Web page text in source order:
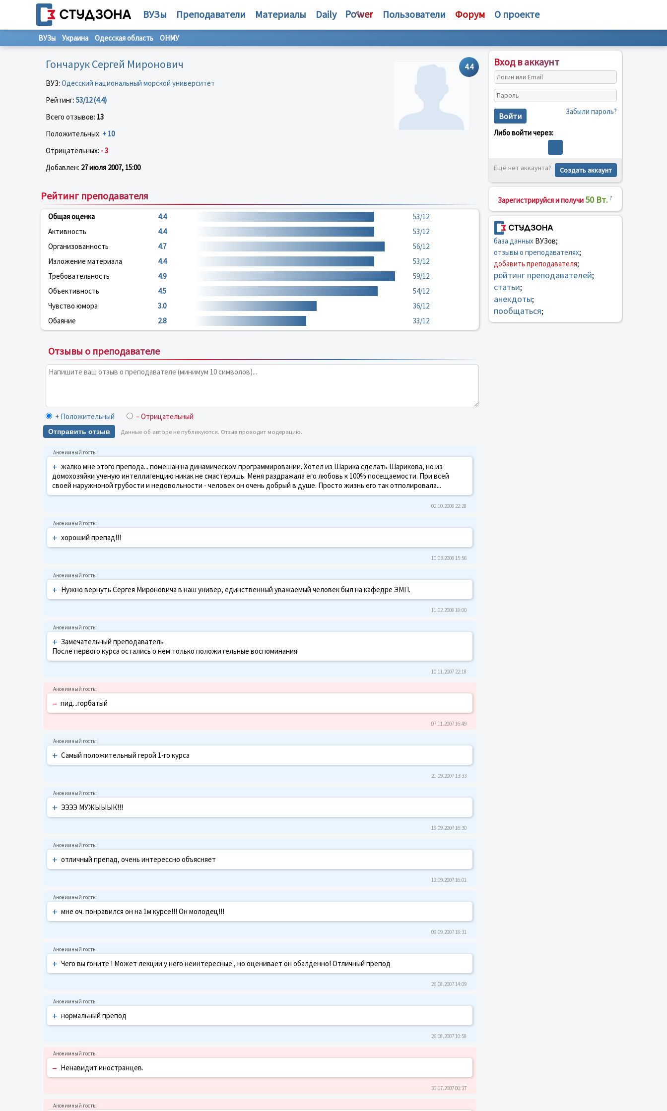
ВУЗы Преподаватели Материалы Daily Пользователи Форум О проекте
ВУЗы Украина Одесская область ОНМУ
4.4
Гончарук Сергей Миронович
ВУЗ: Одесский национальный морской университет
Рейтинг: 53/12 (4.4)
Всего отзывов: 13
Положительных: + 10
Отрицательных: - 3
Добавлен: 27 июля 2007, 15:00
Рейтинг преподавателя
Общая оценка 4.4
53/12
Активность
4.4
53/12
Организованность
4.7
56/12
Изложение материала
4.4
53/12
Требовательность
4.9
59/12
Объективность
4.5
54/12
Чувство юмора
3.0
36/12
Обаяние
2.8 33/12
Отзывы о преподавателе
+ Положительный – Отрицательный
Отправить отзыв Данные об авторе не публикуются. Отзыв проходит модерацию.
+ жалко мне этого препода... помешан на динамическом программировании. Хотел из Шарика сделать Шарикова, но из
домохозяйки ученую интеллигенцию никак не смастеришь. Меня раздражала его любовь к 100% посещаемости. При всей
своей наружноной грубости и недовольности - человек он очень добрый в душе. Просто жизнь его так отполировала...
02.10.2008 22:28
+ хороший препад!!!
10.03.2008 15:56
+ Нужно вернуть Сергея Мироновича в наш универ, единственный уважаемый человек был на кафедре ЭМП.
11.02.2008 18:00
+ Замечательный преподаватель
После первого курса остались о нем только положительные воспоминания
10.11.2007 22:18
– пид...горбатый
07.11.2007 16:49
+ Самый положительный герой 1-го курса
21.09.2007 13:33
+ ЭЭЭЭ МУЖЫЫЫК!!!
19.09.2007 16:30
+ отличный препад, очень интерессно объясняет
12.09.2007 16:01
+ мне оч. понравился он на 1м курсе!!! Он молодец!!!
09.09.2007 18:31
+ Чего вы гоните ! Может лекции у него неинтересные , но оценивает он обалденно! Отличный препод
26.08.2007 14:09
+ нормальный препод
26.08.2007 10:58
– Ненавидит иностранцев.
30.07.2007 00:37
Вход в аккаунт
Войти Забыли пароль?
Либо войти через:
Ещё нет аккаунта? Создать аккаунт
Зарегистрируйся и получи 50 Вт. ?
база данныхВУЗов;
отзывы о преподавателях;
добавить преподавателя;
рейтинг преподавателей;
статьи;
анекдоты;
пообщаться;